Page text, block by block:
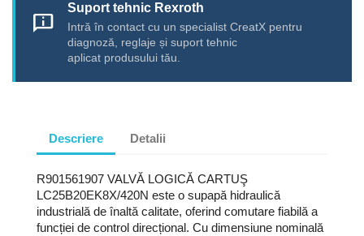
chat_info
Suport tehnic Rexroth
Intră în contact cu un specialist CreatX pentru
diagnoză, reglaje și suport tehnic
aplicat produsului tău.
Descriere Detalii
R901561907 VALVĂ LOGICĂ CARTUŞ
LC25B20EK8X/420N este o supapă hidraulică
industrială de înaltă calitate, oferind comutare fiabilă a
funcției de control direcțional. Cu dimensiune nominală